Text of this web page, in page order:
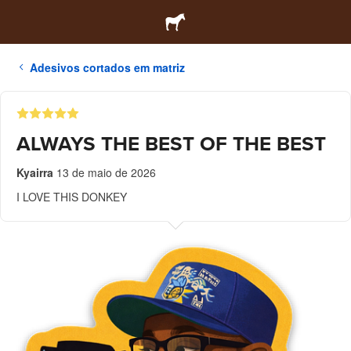
Adesivos cortados em matriz
ALWAYS THE BEST OF THE BEST
Kyairra 13 de maio de 2026
I LOVE THIS DONKEY